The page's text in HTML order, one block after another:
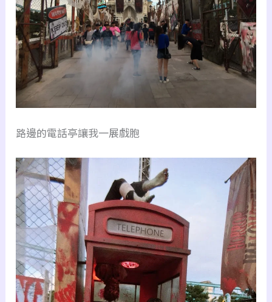
路邊的電話亭讓我一展戲胞